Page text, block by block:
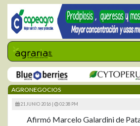
AGRONEGOCIOS
21 JUNIO 2016 | 02:38 PM
Afirmó Marcelo Galardini de